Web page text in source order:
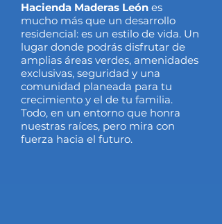
Hacienda Maderas León es
mucho más que un desarrollo
residencial: es un estilo de vida. Un
lugar donde podrás disfrutar de
amplias áreas verdes, amenidades
exclusivas, seguridad y una
comunidad planeada para tu
crecimiento y el de tu familia.
Todo, en un entorno que honra
nuestras raíces, pero mira con
fuerza hacia el futuro.